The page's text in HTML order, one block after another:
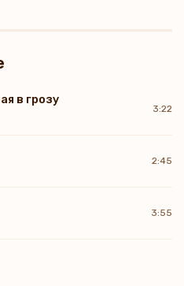
в грозу
3:22
2:45
3:55